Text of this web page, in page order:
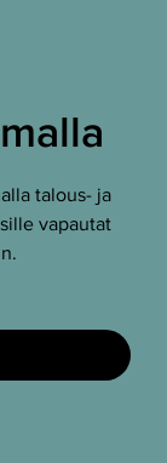
talous- ja
vapautat